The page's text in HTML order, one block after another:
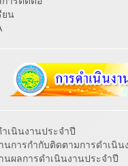
ยน
เนินงานประจำปี
นการกำกับติดตามการดำเนิน
นผลการดำเนินงานประจำปี